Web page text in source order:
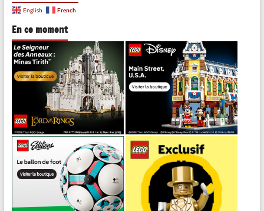
English French
En ce moment